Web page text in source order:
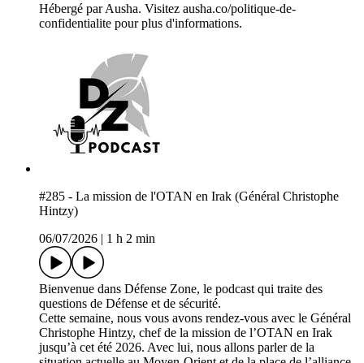
Hébergé par Ausha. Visitez ausha.co/politique-de-
confidentialite pour plus d'informations.
#285 - La mission de l'OTAN en Irak (Général Christophe
Hintzy)
06/07/2026
1 h 2 min
Bienvenue dans Défense Zone, le podcast qui traite des
questions de Défense et de sécurité.
Cette semaine, nous vous avons rendez-vous avec le Général
Christophe Hintzy, chef de la mission de l’OTAN en Irak
jusqu’à cet été 2026. Avec lui, nous allons parler de la